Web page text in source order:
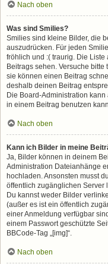
Nach oben
Was sind Smilies?
Smilies sind kleine Bilder, die
auszudrücken. Für jeden
fröhlich und :( traurig. Die
Beitrags sehen. Versuche
sie können einen Beitrag
deshalb deinen Beitrag
Die Board-Administration
in einem Beitrag benutzen
Nach oben
Kann ich Bilder in meine
Ja, Bilder können in deinem
Administration Dateianhänge
hochladen. Ansonsten musst
öffentlich zugänglichen Server
Du kannst weder Bilder
(außer es ist ein öffentlich
einer Anmeldung verfügbar
einem Passwort geschützte
BBCode-Tag „[img]“.
Nach oben